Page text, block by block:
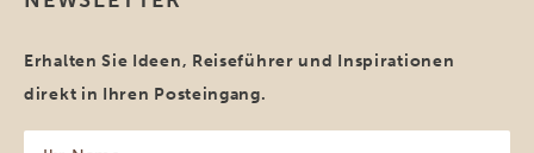
Erhalten Sie Ideen, Reiseführer und Inspirationen
direkt in Ihren Posteingang.